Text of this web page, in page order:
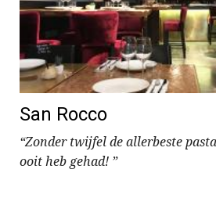
San Rocco
“Zonder twijfel de allerbeste
ooit heb gehad! ”